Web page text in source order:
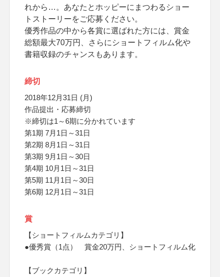
れから…。あなたとホッピーにまつわるショー
トストーリーをご応募ください。
優秀作品の中から各賞に選ばれた方には、賞金
総額最大70万円、さらにショートフィルム化や
書籍収録のチャンスもあります。
締切
2018年12月31日 (月)
作品提出・応募締切
※締切は1～6期に分かれています
第1期 7月1日～31日
第2期 8月1日～31日
第3期 9月1日～30日
第4期 10月1日～31日
第5期 11月1日～30日
第6期 12月1日～31日
賞
【ショートフィルムカテゴリ】
●優秀賞（1点） 賞金20万円、ショートフィルム化
【ブックカテゴリ】